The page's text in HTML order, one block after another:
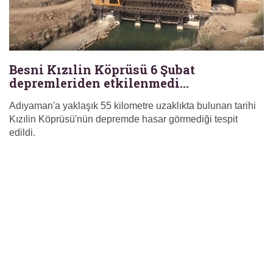
Besni Kızılin Köprüsü 6 Şubat
depremleriden etkilenmedi...
Adıyaman'a yaklaşık 55 kilometre uzaklıkta bulunan tarihi
Kızılin Köprüsü'nün depremde hasar görmediği tespit
edildi.